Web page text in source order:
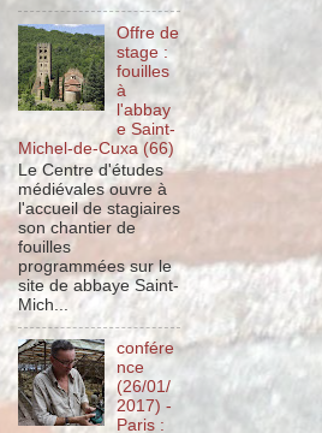
Offre de
stage :
fouilles
à
l'abbay
e Saint-
Michel-de-Cuxa (66)
Le Centre d'études
médiévales ouvre à
l'accueil de stagiaires
son chantier de
fouilles
programmées sur le
site de abbaye Saint-
Mich...
confére
nce
(26/01/
2017) -
Paris :